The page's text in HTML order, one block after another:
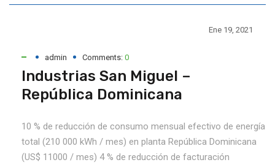
Ene 19, 2021
admin Comments: 0
Industrias San Miguel –
República Dominicana
10 % de reducción de consumo mensual efectivo de energía
total (210 000 kWh / mes) en planta República Dominicana
(US$ 11000 / mes) 4 % de reducción de facturación